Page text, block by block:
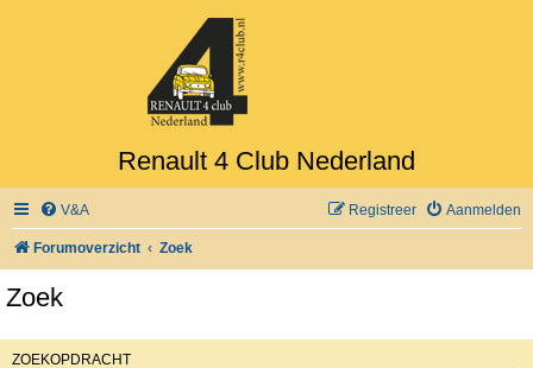
Renault 4 Club Nederland
V&A Aanmelden
Registreer
Forumoverzicht Zoek
Zoek
ZOEKOPDRACHT